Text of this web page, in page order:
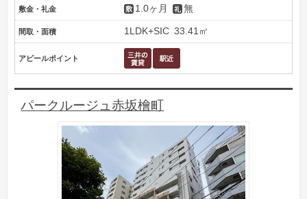
敷金・礼金 1.0ヶ月 無
間取・面積 1LDK+SIC 33.41㎡
アピールポイント
パークルージュ赤坂檜町